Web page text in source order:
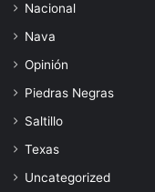
Nacional
Nava
Opinión
Piedras Negras
Saltillo
Texas
Uncategorized